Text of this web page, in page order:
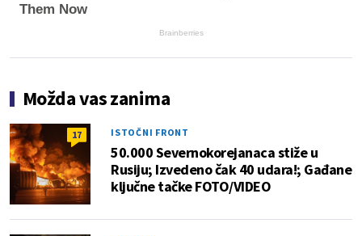
Them Now
Brainberries
Možda vas zanima
17 ISTOČNI FRONT
50.000 Severnokorejanaca stiže u
Rusiju; Izvedeno čak 40 udara!; Gađane
ključne tačke FOTO/VIDEO